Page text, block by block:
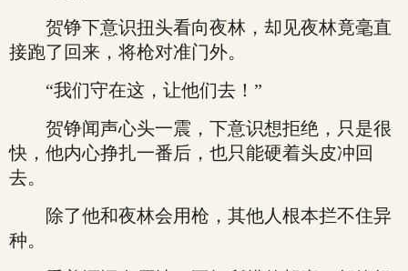
贺铮下意识扭头看向夜林，却见夜林竟毫直
接跑了回来，将枪对准门外。
“我们守在这，让他们去！”
贺铮闻声心头一震，下意识想拒绝，只是很
快，他内心挣扎一番后，也只能硬着头皮冲回
去。
除了他和夜林会用枪，其他人根本拦不住异
种。